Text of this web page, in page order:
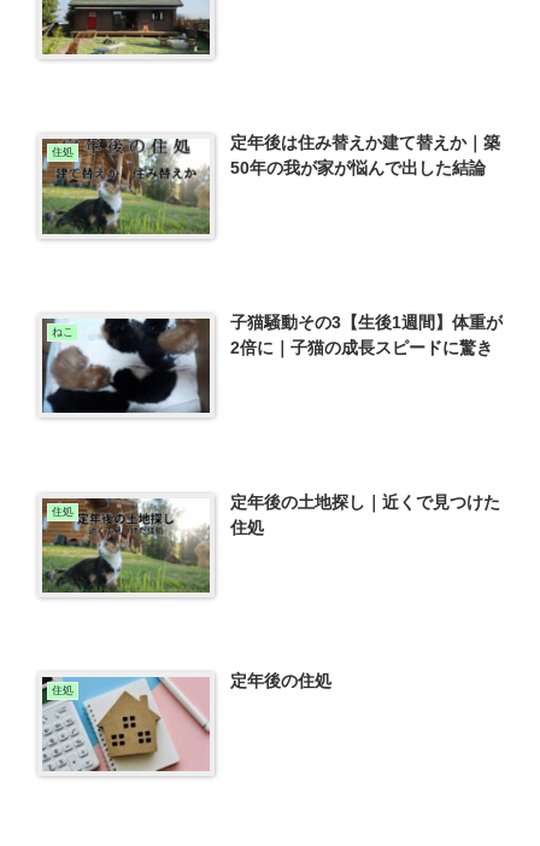
住処
定年後は住み替えか建て替えか｜築
50年の我が家が悩んで出した結論
ねこ
子猫騒動その3【生後1週間】体重が
2倍に｜子猫の成長スピードに驚き
住処
定年後の土地探し｜近くで見つけた
住処
住処 定年後の住処